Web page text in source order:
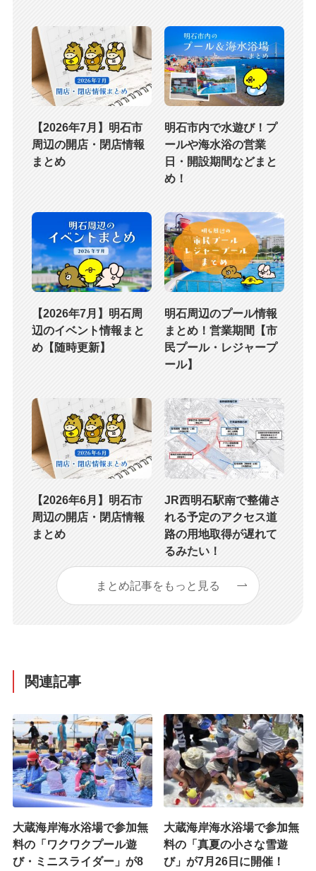
【2026年7月】明石市
周辺の開店・閉店情報
まとめ
明石市内で水遊び！プ
ールや海水浴の営業
日・開設期間などまと
め！
【2026年7月】明石周
辺のイベント情報まと
め【随時更新】
明石周辺のプール情報
まとめ！営業期間【市
民プール・レジャープ
ール】
【2026年6月】明石市
周辺の開店・閉店情報
まとめ
JR西明石駅南で整備さ
れる予定のアクセス道
路の用地取得が遅れて
るみたい！
まとめ記事をもっと見る
関連記事
大蔵海岸海水浴場で参加無
料の「ワクワクプール遊
び・ミニスライダー」が8
大蔵海岸海水浴場で参加無
料の「真夏の小さな雪遊
び」が7月26日に開催！